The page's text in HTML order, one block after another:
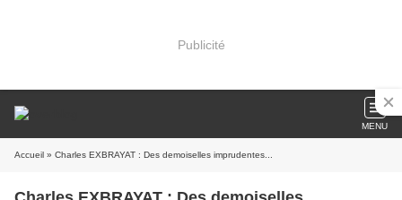
Publicité
MENU
Accueil » Charles EXBRAYAT : Des demoiselles imprudentes...